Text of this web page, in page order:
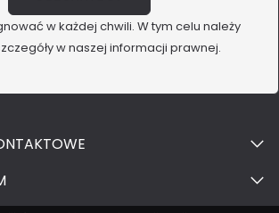
w każdej chwili. W tym celu należy
w naszej informacji prawnej.